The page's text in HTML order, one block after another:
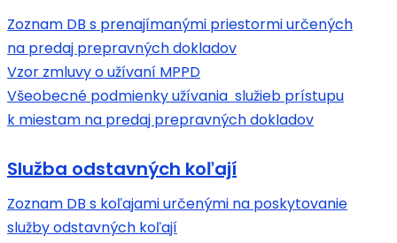
Zoznam DB s prenajímanými priestormi určených
na predaj prepravných dokladov
Vzor zmluvy o užívaní MPPD
Všeobecné podmienky užívania služieb prístupu
k miestam na predaj prepravných dokladov
Služba odstavných koľají
Zoznam DB s koľajami určenými na poskytovanie
služby odstavných koľají